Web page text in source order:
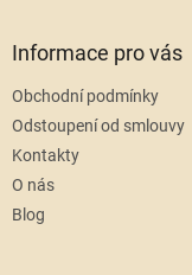
Informace pro vás
Obchodní podmínky
Odstoupení od smlouvy
Kontakty
O nás
Blog